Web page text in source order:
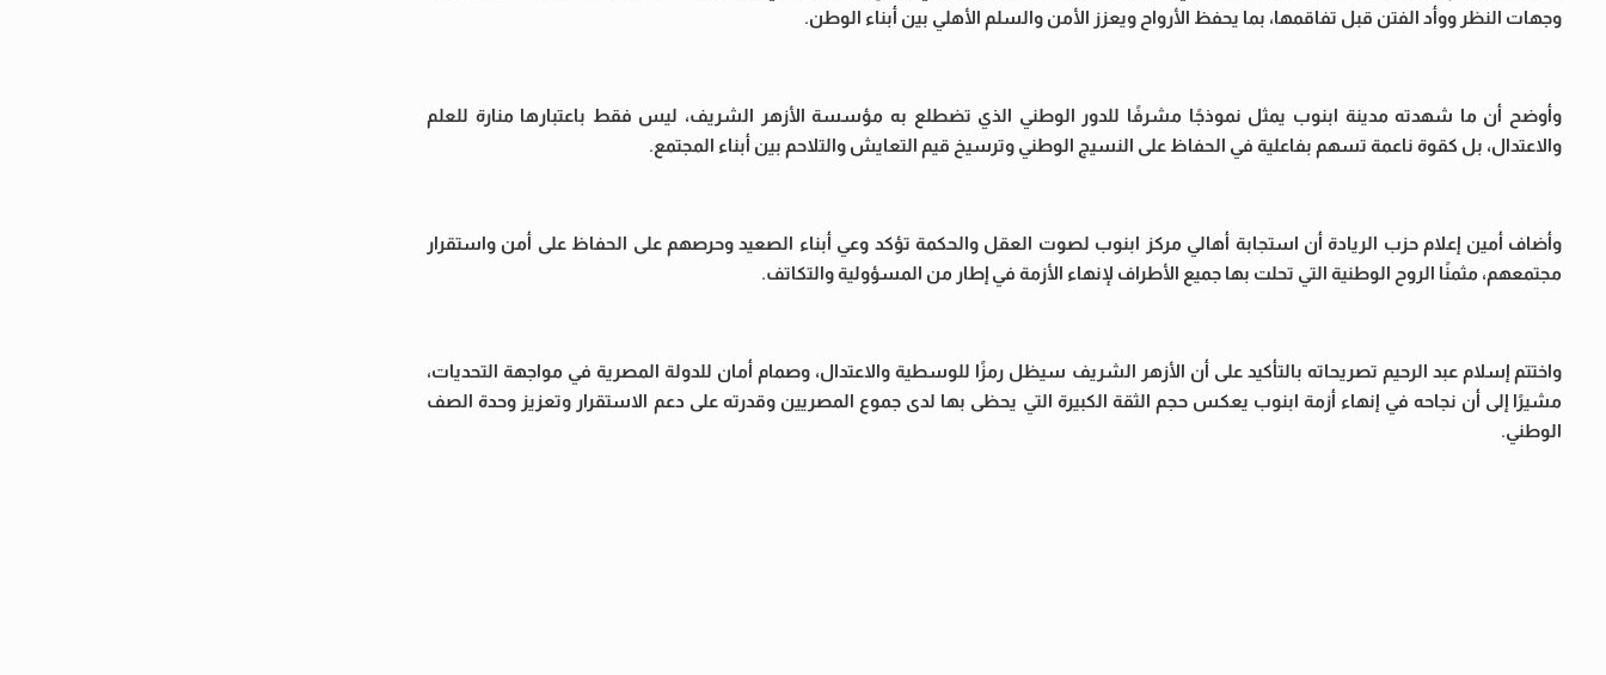
وجهات النظر ووأد الفتن قبل تفاقمها، بما يحفظ الأرواح ويعزز الأمن والسلم الأهلي بين أبناء الوطن.
وأوضح أن ما شهدته مدينة ابنوب يمثل نموذجًا مشرفًا للدور الوطني الذي تضطلع به مؤسسة الأزهر الشريف، ليس فقط باعتبارها منارة للعلم
والاعتدال، بل كقوة ناعمة تسهم بفاعلية في الحفاظ على النسيج الوطني وترسيخ قيم التعايش والتلاحم بين أبناء المجتمع.
وأضاف أمين إعلام حزب الريادة أن استجابة أهالي مركز ابنوب لصوت العقل والحكمة تؤكد وعي أبناء الصعيد وحرصهم على الحفاظ على أمن واستقرار
مجتمعهم، مثمنًا الروح الوطنية التي تحلت بها جميع الأطراف لإنهاء الأزمة في إطار من المسؤولية والتكاتف.
واختتم إسلام عبد الرحيم تصريحاته بالتأكيد على أن الأزهر الشريف سيظل رمزًا للوسطية والاعتدال، وصمام أمان للدولة المصرية في مواجهة التحديات،
مشيرًا إلى أن نجاحه في إنهاء أزمة ابنوب يعكس حجم الثقة الكبيرة التي يحظى بها لدى جموع المصريين وقدرته على دعم الاستقرار وتعزيز وحدة الصف
الوطني.